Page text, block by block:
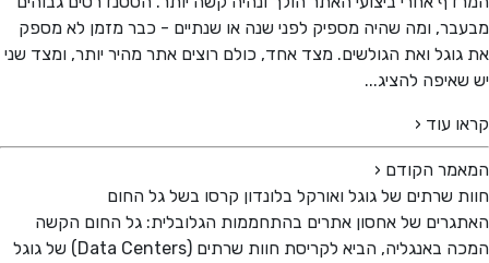
ומה שהיה מספיק לפני שנה או שנתיים - כבר מזמן לא מספק
ואת הגולשים. מצד אחד, כולם רוצים אתר מהיר יותר, ומצד שני
להציג...
עוד ‹
הקודם ‹
שרתים של גוגל ואורקל בלונדון קרסו בשל גל החום
של אחסון אתרים בהתחממות הגלובלית: גל החום הקשה
המכה באנגליה, הביא לקריסת חוות שרתים (Data Centers) של גוגל